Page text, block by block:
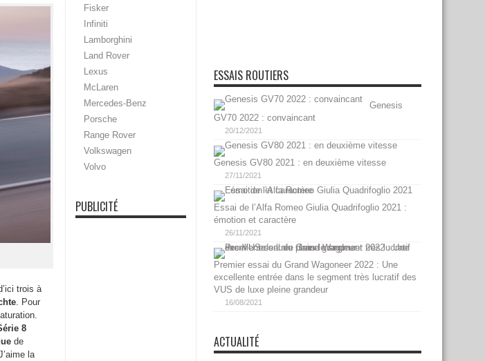
trois à
. Pour
8
de
la
Fisker
Infiniti
Lamborghini
Land Rover
Lexus
McLaren
Mercedes-Benz
Porsche
Range Rover
Volkswagen
Volvo
PUBLICITÉ
ESSAIS ROUTIERS
Genesis
GV70 2022 : convaincant
20/12/2021
Genesis GV80 2021 : en deuxième vitesse
27/11/2021
Essai de l’Alfa Romeo Giulia Quadrifoglio 2021 :
émotion et caractère
26/11/2021
Premier essai du Grand Wagoneer 2022 : Une
excellente entrée dans le segment très lucratif des
VUS de luxe pleine grandeur
16/08/2021
ACTUALITÉ